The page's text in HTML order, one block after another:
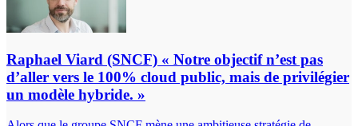
Raphael Viard (SNCF) « Notre objectif n’est pas
d’aller vers le 100% cloud public, mais de privilégier
un modèle hybride. »